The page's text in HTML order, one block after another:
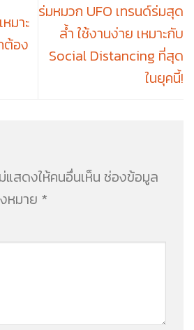
มาะ
ต้อง
ร่มหมวก UFO เทรนด์ร่มสุด
ล้ำ ใช้งานง่าย เหมาะกับ
Social Distancing ที่สุด
ในยุคนี้!
สดงให้คนอื่นเห็น ช่องข้อมูล
หมาย *